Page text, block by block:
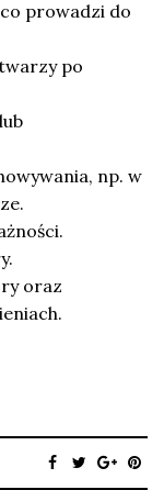
co prowadzi do
po
np. w
oraz